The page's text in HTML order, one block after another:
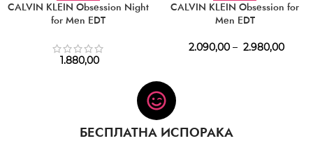
CALVIN KLEIN Obsession Night
for Men EDT
1.880,00
CALVIN KLEIN Obsession for
Men EDT
2.090,00 – 2.980,00
БЕСПЛАТНА ИСПОРАКА